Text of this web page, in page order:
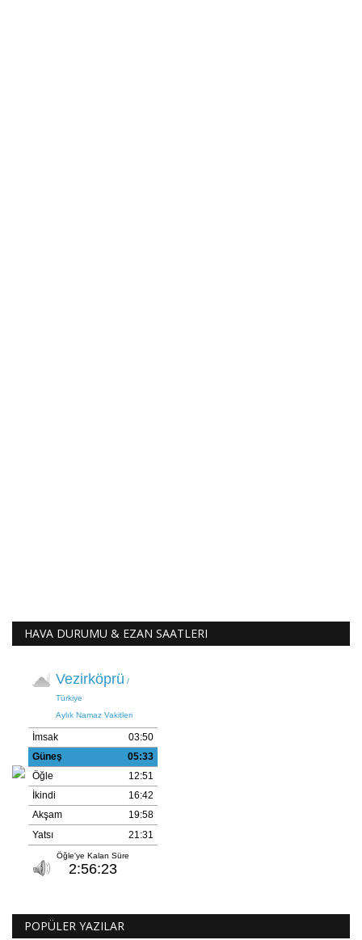
HAVA DURUMU & EZAN SAATLERI
POPÜLER YAZILAR